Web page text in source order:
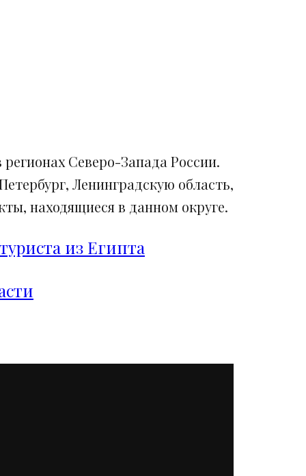
Северо-Запада России.
Ленинградскую область,
находящиеся в данном округе.
из Египта